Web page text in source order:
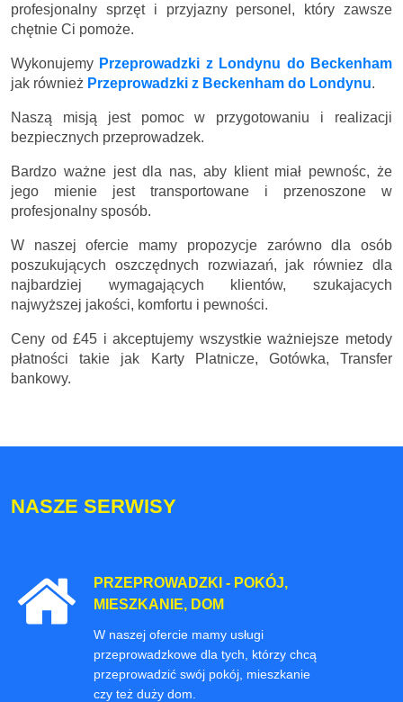
profesjonalny sprzęt i przyjazny personel, który zawsze
chętnie Ci pomoże.
Wykonujemy Przeprowadzki z Londynu do Beckenham
jak również Przeprowadzki z Beckenham do Londynu.
Naszą misją jest pomoc w przygotowaniu i realizacji
bezpiecznych przeprowadzek.
Bardzo ważne jest dla nas, aby klient miał pewnośc, że
jego mienie jest transportowane i przenoszone w
profesjonalny sposób.
W naszej ofercie mamy propozycje zarówno dla osób
poszukujących oszczędnych rozwiazań, jak równiez dla
najbardziej wymagających klientów, szukajacych
najwyższej jakości, komfortu i pewności.
Ceny od £45 i akceptujemy wszystkie ważniejsze metody
płatności takie jak Karty Platnicze, Gotówka, Transfer
bankowy.
NASZE SERWISY
PRZEPROWADZKI - POKÓJ,
MIESZKANIE, DOM
W naszej ofercie mamy usługi
przeprowadzkowe dla tych, którzy chcą
przeprowadzić swój pokój, mieszkanie
czy też duży dom.